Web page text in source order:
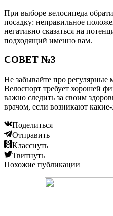
При выборе велосипеда
посадку: неправильное
негативно сказаться на
подходящий именно вам.
СОВЕТ №3
Не забывайте про регулярные
Велоспорт требует хорошей
важно следить за своим
врачом, если возникают
Поделиться
Отправить
Класснуть
Твитнуть
Похожие публикации